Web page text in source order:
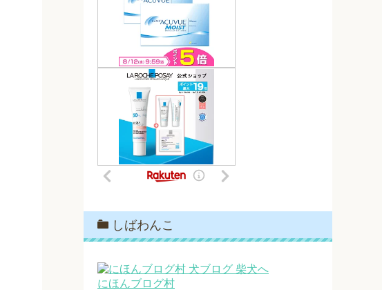
しばわんこ
にほんブログ村